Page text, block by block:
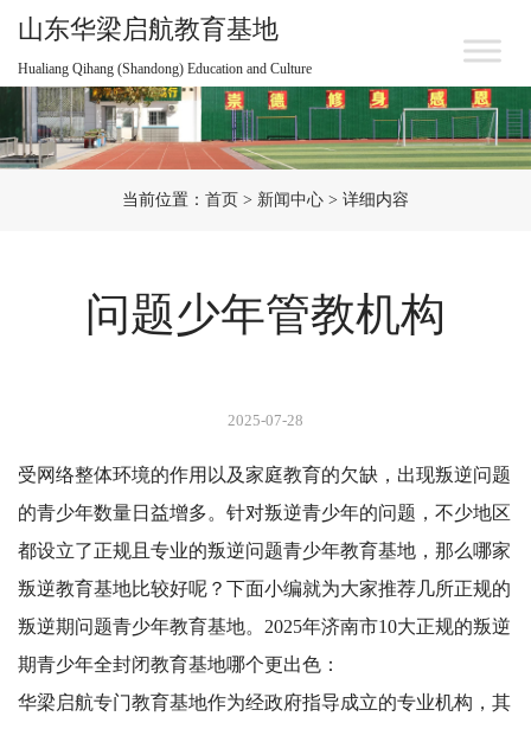
山东华梁启航教育基地
Hualiang Qihang (Shandong) Education and Culture
当前位置： 首页 > 新闻中心 > 详细内容
问题少年管教机构
2025-07-28
受网络整体环境的作用以及家庭教育的欠缺，出现叛逆问题
的青少年数量日益增多。针对叛逆青少年的问题，不少地区
都设立了正规且专业的叛逆问题青少年教育基地，那么哪家
叛逆教育基地比较好呢？下面小编就为大家推荐几所正规的
叛逆期问题青少年教育基地。2025年济南市10大正规的叛逆
期青少年全封闭教育基地哪个更出色：
华梁启航专门教育基地作为经政府指导成立的专业机构，其